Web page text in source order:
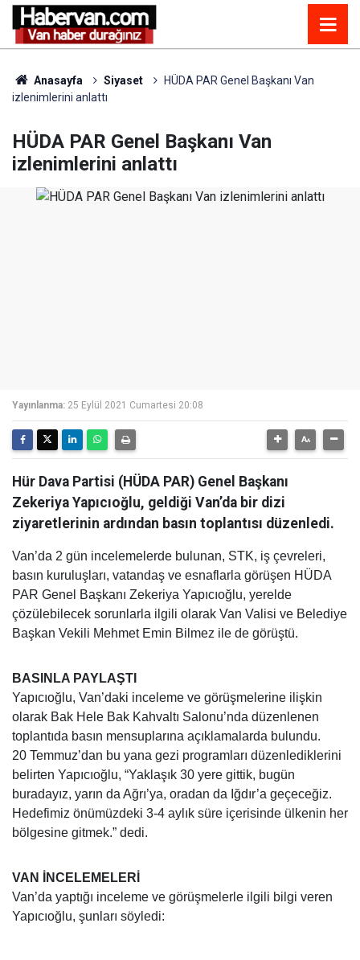
Anasayfa Siyaset
HÜDA PAR Genel Başkanı Van
izlenimlerini anlattı
HÜDA PAR Genel Başkanı Van
izlenimlerini anlattı
Yayınlanma: 25 Eylül 2021 Cumartesi 20:08
Hür Dava Partisi (HÜDA PAR) Genel Başkanı
Zekeriya Yapıcıoğlu, geldiği Van’da bir dizi
ziyaretlerinin ardından basın toplantısı düzenledi.
Van’da 2 gün incelemelerde bulunan, STK, iş çevreleri,
basın kuruluşları, vatandaş ve esnaflarla görüşen HÜDA
PAR Genel Başkanı Zekeriya Yapıcıoğlu, yerelde
çözülebilecek sorunlarla ilgili olarak Van Valisi ve Belediye
Başkan Vekili Mehmet Emin Bilmez ile de görüştü.
BASINLA PAYLAŞTI
Yapıcıoğlu, Van’daki inceleme ve görüşmelerine ilişkin
olarak Bak Hele Bak Kahvaltı Salonu’nda düzenlenen
toplantıda basın mensuplarına açıklamalarda bulundu.
20 Temmuz’dan bu yana gezi programları düzenlediklerini
belirten Yapıcıoğlu, “Yaklaşık 30 yere gittik, bugün
buradayız, yarın da Ağrı’ya, oradan da Iğdır’a geçeceğiz.
Hedefimiz önümüzdeki 3-4 aylık süre içerisinde ülkenin her
bölgesine gitmek.” dedi.
VAN İNCELEMELERİ
Van’da yaptığı inceleme ve görüşmelerle ilgili bilgi veren
Yapıcıoğlu, şunları söyledi: